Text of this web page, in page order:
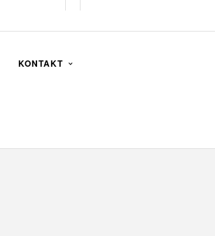
KONTAKT